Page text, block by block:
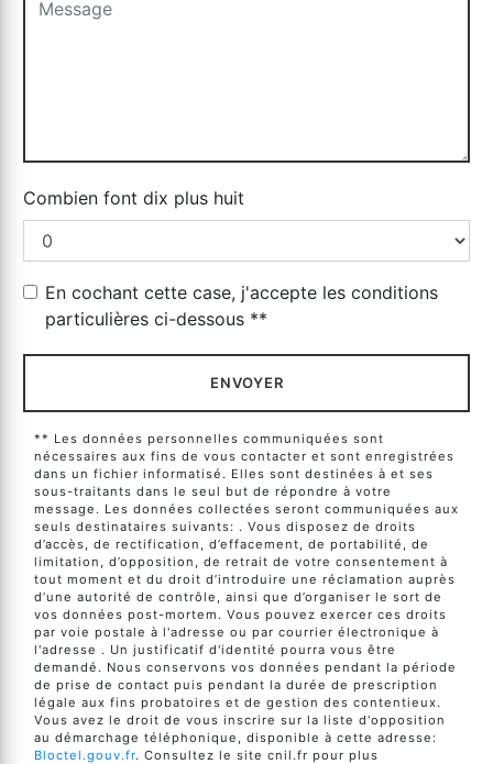
Combien font dix plus huit
En cochant cette case, j'accepte les conditions
particulières ci-dessous **
ENVOYER
** Les données personnelles communiquées sont
nécessaires aux fins de vous contacter et sont enregistrées
dans un fichier informatisé. Elles sont destinées à et ses
sous-traitants dans le seul but de répondre à votre
message. Les données collectées seront communiquées aux
seuls destinataires suivants: . Vous disposez de droits
d’accès, de rectification, d’effacement, de portabilité, de
limitation, d’opposition, de retrait de votre consentement à
tout moment et du droit d’introduire une réclamation auprès
d’une autorité de contrôle, ainsi que d’organiser le sort de
vos données post-mortem. Vous pouvez exercer ces droits
par voie postale à l'adresse ou par courrier électronique à
l'adresse . Un justificatif d'identité pourra vous être
demandé. Nous conservons vos données pendant la période
de prise de contact puis pendant la durée de prescription
légale aux fins probatoires et de gestion des contentieux.
Vous avez le droit de vous inscrire sur la liste d'opposition
au démarchage téléphonique, disponible à cette adresse:
Bloctel.gouv.fr. Consultez le site cnil.fr pour plus